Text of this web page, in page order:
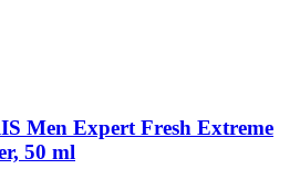
Men Expert Fresh Extreme
50 ml